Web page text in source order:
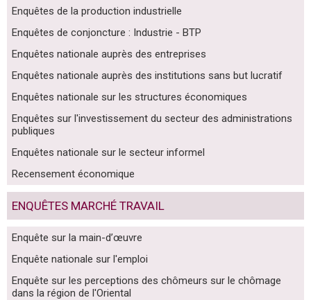
Enquêtes de la production industrielle
Enquêtes de conjoncture : Industrie - BTP
Enquêtes nationale auprès des entreprises
Enquêtes nationale auprès des institutions sans but lucratif
Enquêtes nationale sur les structures économiques
Enquêtes sur l'investissement du secteur des administrations
publiques
Enquêtes nationale sur le secteur informel
Recensement économique
ENQUÊTES MARCHÉ TRAVAIL
Enquête sur la main-d’œuvre
Enquête nationale sur l'emploi
Enquête sur les perceptions des chômeurs sur le chômage
dans la région de l'Oriental